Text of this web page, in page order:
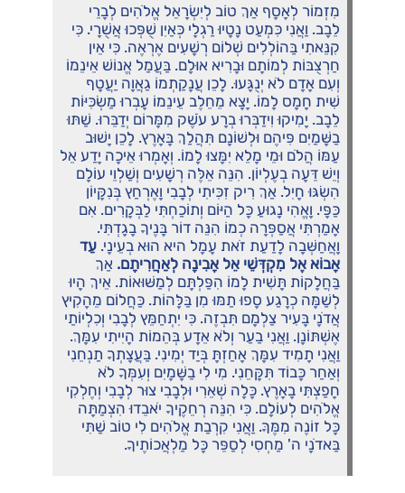
מִזְמוֹר לְאָסָף אַךְ טוֹב לְיִשְׂרָאֵל אֱלֹהִים לְבָרֵי
לֵבָב. וַאֲנִי כִּמְעַט נָטָיוּ רַגְלָי כְּאַיִן שֻׁפְּכוּ אֲשֻׁרָי. כִּי
קִנֵּאתִי בַּהוֹלְלִים שְׁלוֹם רְשָׁעִים אֶרְאֶה. כִּי אֵין
חַרְצֻבּוֹת לְמוֹתָם וּבָרִיא אוּלָם. בַּעֲמַל אֱנוֹשׁ אֵינֵמוֹ
וְעִם אָדָם לֹא יְנֻגָּעוּ. לָכֵן עֲנָקַתְמוֹ גַאֲוָה יַעֲטָף
שִׁית חָמָס לָמוֹ. יָצָא מֵחֵלֶב עֵינֵמוֹ עָבְרוּ מַשְׂכִּיּוֹת
לֵבָב. יָמִיקוּ וִידַבְּרוּ בְרָע עֹשֶׁק מִמָּרוֹם יְדַבֵּרוּ. שַׁתּוּ
בַשָּׁמַיִם פִּיהֶם וּלְשׁוֹנָם תִּהֲלַךְ בָּאָרֶץ. לָכֵן יָשׁוּב
עַמּוֹ הֲלֹם וּמֵי מָלֵא יִמָּצוּ לָמוֹ. וְאָמְרוּ אֵיכָה יָדַע אֵל
וְיֵשׁ דֵּעָה בְעֶלְיוֹן. הִנֵּה אֵלֶּה רְשָׁעִים וְשַׁלְוֵי עוֹלָם
הִשְׂגּוּ חָיִל. אַךְ רִיק זִכִּיתִי לְבָבִי וָאֶרְחַץ בְּנִקָּיוֹן
כַּפָּי. וָאֱהִי נָגוּעַ כָּל הַיּוֹם וְתוֹכַחְתִּי לַבְּקָרִים. אִם
אָמַרְתִּי אֲסַפְּרָה כְמוֹ הִנֵּה דוֹר בָּנֶיךָ בָגָדְתִּי.
וָאֲחַשְּׁבָה לָדַעַת זֹאת עָמָל היא הוּא בְעֵינָי. עַד
אָבוֹא אֶל מִקְדְּשֵׁי אֵל אָבִינָה לְאַחֲרִיתָם. אַךְ
בַּחֲלָקוֹת תָּשִׁית לָמוֹ הִפַּלְתָּם לְמַשּׁוּאוֹת. אֵיךְ הָיוּ
לְשַׁמָּה כְרָגַע סָפוּ תַמּוּ מִן בַּלָּהוֹת. כַּחֲלוֹם מֵהָקִיץ
אֲדֹנָי בָּעִיר צַלְמָם תִּבְזֶה. כִּי יִתְחַמֵּץ לְבָבִי וְכִלְיוֹתַי
אֶשְׁתּוֹנָן. וַאֲנִי בַעַר וְלֹא אֵדָע בְּהֵמוֹת הָיִיתִי עִמָּךְ.
וַאֲנִי תָמִיד עִמָּךְ אָחַזְתָּ בְּיַד יְמִינִי. בַּעֲצָתְךָ תַנְחֵנִי
וְאַחַר כָּבוֹד תִּקָּחֵנִי. מִי לִי בַשָּׁמָיִם וְעִמְּךָ לֹא
חָפַצְתִּי בָאָרֶץ. כָּלָה שְׁאֵרִי וּלְבָבִי צוּר לְבָבִי וְחֶלְקִי
אֱלֹהִים לְעוֹלָם. כִּי הִנֵּה רְחֵקֶיךָ יֹאבֵדוּ הִצְמַתָּה
כָּל זוֹנֶה מִמֶּךָּ. וַאֲנִי קִרְבַת אֱלֹהִים לִי טוֹב שַׁתִּי
בַּאדֹנָי ה' מַחְסִי לְסַפֵּר כָּל מַלְאֲכוֹתֶיךָ.